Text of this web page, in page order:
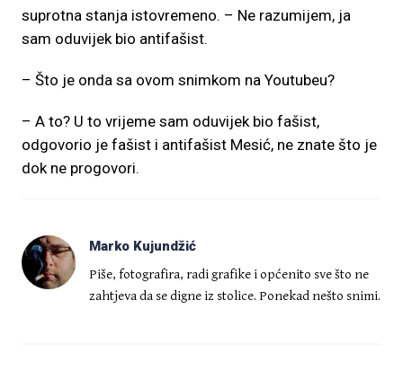
suprotna stanja istovremeno. – Ne razumijem, ja
sam oduvijek bio antifašist.
– Što je onda sa ovom snimkom na Youtubeu?
– A to? U to vrijeme sam oduvijek bio fašist,
odgovorio je fašist i antifašist Mesić, ne znate što je
dok ne progovori.
Marko Kujundžić
Piše, fotografira, radi grafike i općenito sve što ne
zahtjeva da se digne iz stolice. Ponekad nešto snimi.